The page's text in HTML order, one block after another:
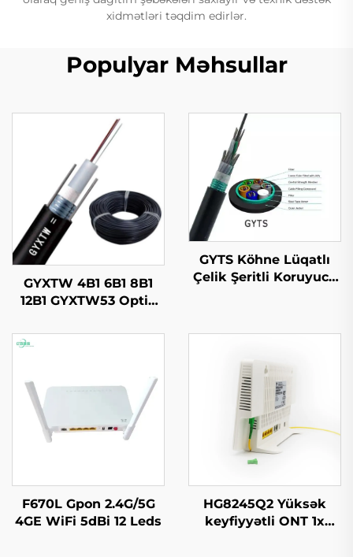
xidmətləri təqdim edirlər.
Populyar Məhsullar
GYXTW 4B1 6B1 8B1
12B1 GYXTW53 Optik
GYTS Köhne Lüqatlı
Çelik Şeritli Koruyucu
F670L Gpon 2.4G/5G
4GE WiFi 5dBi 12 Leds
HG8245Q2 Yüksək
keyfiyyətli ONT 1x